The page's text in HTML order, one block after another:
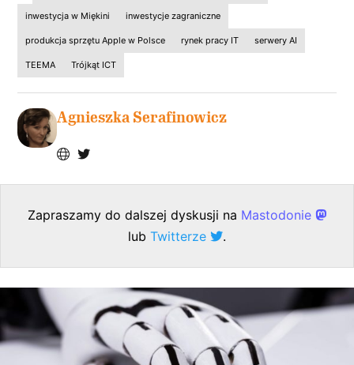
inwestycja w Miękini inwestycje zagraniczne
produkcja sprzętu Apple w Polsce rynek pracy IT serwery AI
TEEMA Trójkąt ICT
Agnieszka Serafinowicz
Zapraszamy do dalszej dyskusji na Mastodonie
lub Twitterze .